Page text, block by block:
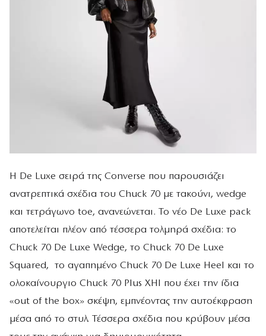
Η De Luxe σειρά της Converse που παρουσιάζει
ανατρεπτικά σχέδια του Chuck 70 με τακούνι, wedge
και τετράγωνο toe, ανανεώνεται. Το νέο De Luxe pack
αποτελείται πλέον από τέσσερα τολμηρά σχέδια: το
Chuck 70 De Luxe Wedge, το Chuck 70 De Luxe
Squared, το αγαπημένο Chuck 70 De Luxe Heel και το
ολοκαίνουργιο Chuck 70 Plus XHI που έχει την ίδια
«out of the box» σκέψη, εμπνέοντας την αυτοέκφραση
μέσα από το στυλ. Τέσσερα σχέδια που κρύβουν μέσα